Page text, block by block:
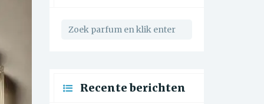
Recente berichten